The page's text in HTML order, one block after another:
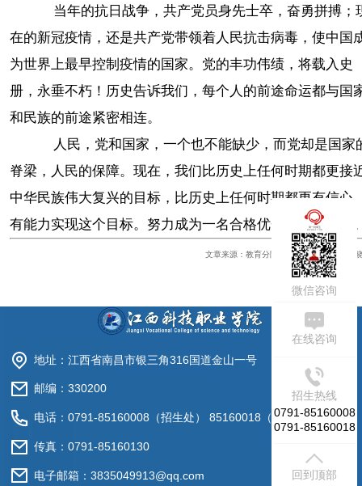
当年的抗日战争，共产党员身先士卒，奋勇拼搏；
在的新冠疫情，还是共产党带领着人民抗击病毒，使中国
为世界上最早控制疫情的国家。党的丰功伟绩，将载入史
册，永垂不朽！历史告诉我们，每个人的前途命运都与国
和民族的前途紧密相连。
人民，党和国家，一个也不能缺少，而党却是国家
脊梁，人民的保障。现在，我们比历史上任何时期都更接
中华民族伟大复兴的目标，比历史上任何时期都更有信心
有能力实现这个目标。努力成为一名合格优秀的共产党员
文章来源：教育分院 编辑：王卓 审核：李
地址：江西省南昌市银三角316国道金山一号
邮编：330200
电话：0791-85160008（招生处） 85160018（就业处）
传真：0791-85160130
电子邮箱：3835049913@qq.com
微信咨询
在线咨询
招生热线
0791-85160008
0791-85160018
回到顶部